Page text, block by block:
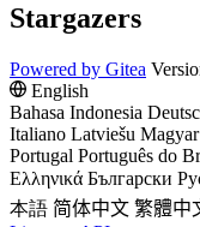
Stargazers
Powered by Gitea
English
Bahasa Indonesia
Italiano Latviešu
Portugal Português do
Ελληνικά Български
本語 简体中文 繁體中